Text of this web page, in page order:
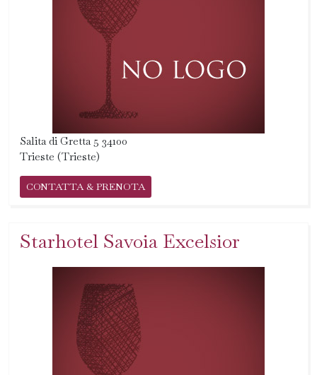
Salita di Gretta 5 34100
Trieste (Trieste)
CONTATTA & PRENOTA
Starhotel Savoia Excelsior